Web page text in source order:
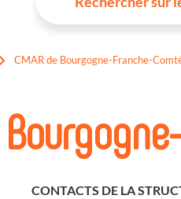
CMAR de Bourgogne-Franche-
CONTACTS DE LA